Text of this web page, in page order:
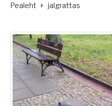
Pealeht jalgrattas